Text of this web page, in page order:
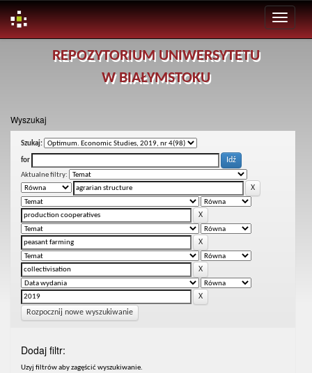
REPOZYTORIUM UNIWERSYTETU
W BIAŁYMSTOKU
Wyszukaj
Szukaj:
for
Aktualne filtry:
Rozpocznij nowe wyszukiwanie
Dodaj filtr:
Uzyj filtrów aby zagęścić wyszukiwanie.